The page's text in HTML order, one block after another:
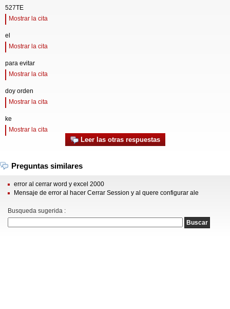
527TE
Mostrar la cita
el
Mostrar la cita
para evitar
Mostrar la cita
doy orden
Mostrar la cita
ke
Mostrar la cita
Leer las otras respuestas
Preguntas similares
error al cerrar word y excel 2000
Mensaje de error al hacer Cerrar Session y al quere configurar ale
Busqueda sugerida :